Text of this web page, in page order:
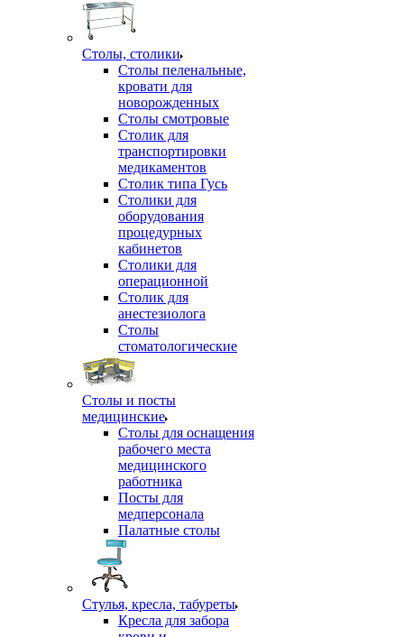
Столы, столики
Столы пеленальные,
кровати для
новорожденных
Столы смотровые
Столик для
транспортировки
медикаментов
Столик типа Гусь
Столики для
оборудования
процедурных
кабинетов
Столики для
операционной
Столик для
анестезиолога
Столы
стоматологические
Столы и посты
медицинские
Столы для оснащения
рабочего места
медицинского
работника
Посты для
медперсонала
Палатные столы
Стулья, кресла, табуреты
Кресла для забора